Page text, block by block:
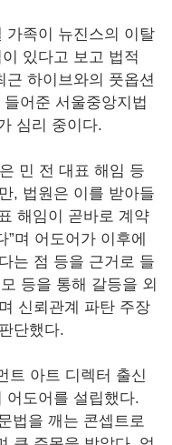
가족이 뉴진스의 이탈
있다고 보고 법적
하이브와의 풋옵션
어준 서울중앙지법
심리 중이다.
민 전 대표 해임 등
, 법원은 이를 받아들
해임이 곧바로 계약
며 어도어가 이후에
는 점 등을 근거로 들
등을 통해 갈등을 외
신뢰관계 파탄 주장
단했다.
트 아트 디렉터 출신
어도어를 설립했다.
법을 깨는 콘셉트로